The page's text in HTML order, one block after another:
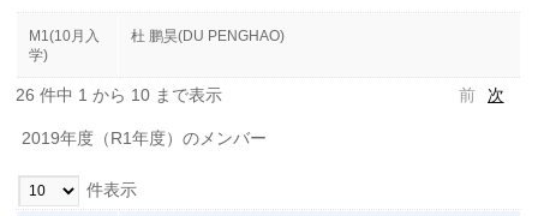
M1(10月入
学)
杜 鹏昊(DU PENGHAO)
26 件中 1 から 10 まで表示 前 次
2019年度（R1年度）のメンバー
件表示